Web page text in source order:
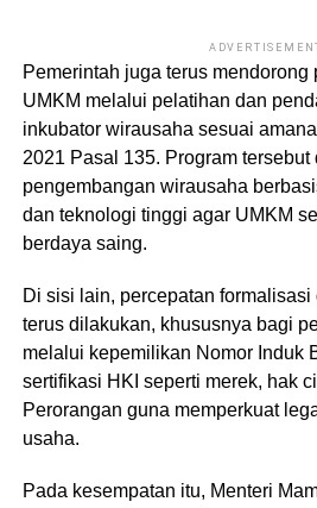
Pemerintah juga terus
UMKM melalui pelatihan dan
inkubator wirausaha sesuai
2021 Pasal 135. Program tersebut
pengembangan wirausaha
dan teknologi tinggi agar UMKM
berdaya saing.
Di sisi lain, percepatan
terus dilakukan, khususnya bagi
melalui kepemilikan Nomor Induk
sertifikasi HKI seperti merek, hak
Perorangan guna memperkuat
usaha.
Pada kesempatan itu, Menteri